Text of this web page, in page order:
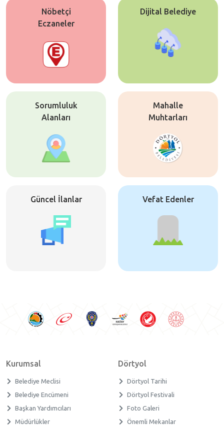
Nöbetçi
Eczaneler
Dijital Belediye
Sorumluluk
Alanları
Mahalle
Muhtarları
Güncel İlanlar Vefat Edenler
Kurumsal
Belediye Meclisi
Belediye Encümeni
Başkan Yardımcıları
Müdürlükler
Dörtyol
Dörtyol Tarihi
Dörtyol Festivali
Foto Galeri
Önemli Mekanlar